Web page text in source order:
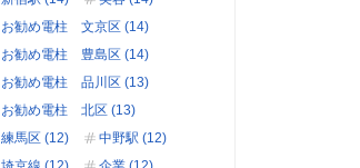
お勧め電柱 文京区 (14)
お勧め電柱 豊島区 (14)
お勧め電柱 品川区 (13)
お勧め電柱 北区 (13)
練馬区 (12)
中野駅 (12)